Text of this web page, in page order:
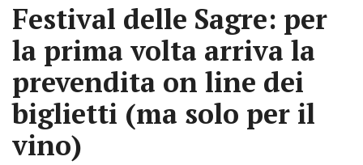
Festival delle Sagre: per
la prima volta arriva la
prevendita on line dei
biglietti (ma solo per il
vino)